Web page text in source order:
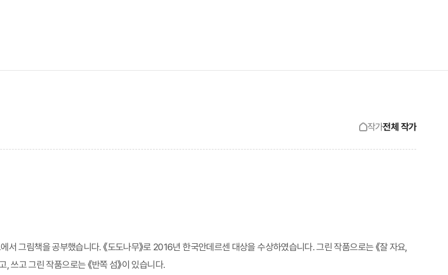
작가전체 작가
서 그림책을 공부했습니다. 《도도나무》로 2016년 한국안데르센 대상을 수상하였습니다. 그린 작품으로는 《잘 자요,
, 쓰고 그린 작품으로는 《반쪽 섬》이 있습니다.